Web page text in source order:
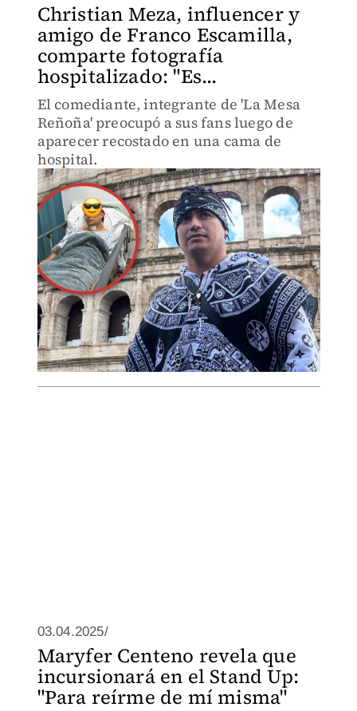
Christian Meza, influencer y
amigo de Franco Escamilla,
comparte fotografía
hospitalizado: "Es...
El comediante, integrante de 'La Mesa
Reñoña' preocupó a sus fans luego de
aparecer recostado en una cama de
hospital.
03.04.2025/
Maryfer Centeno revela que
incursionará en el Stand Up:
"Para reírme de mí misma"